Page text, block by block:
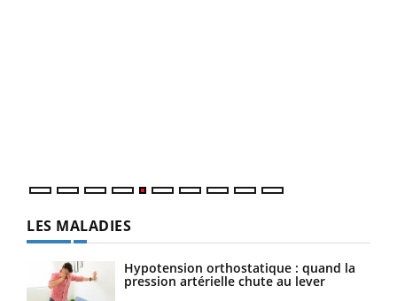
LES MALADIES
Hypotension orthostatique : quand la
pression artérielle chute au lever